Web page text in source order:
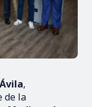
,
de la